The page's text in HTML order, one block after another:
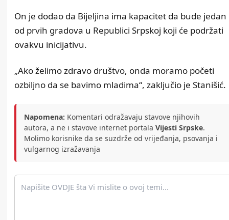
On je dodao da Bijeljina ima kapacitet da bude jedan
od prvih gradova u Republici Srpskoj koji će podržati
ovakvu inicijativu.
„Ako želimo zdravo društvo, onda moramo početi
ozbiljno da se bavimo mladima“, zaključio je Stanišić.
Napomena: Komentari odražavaju stavove njihovih
autora, a ne i stavove internet portala Vijesti Srpske.
Molimo korisnike da se suzdrže od vrijeđanja, psovanja i
vulgarnog izražavanja